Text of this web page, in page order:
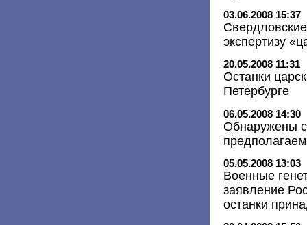
03.06.2008 15:37
экспертизу
20.05.2008 11:31
Останки
Петербурге
06.05.2008 14:30
Обнаружены
05.05.2008 13:03
Военные
заявление
останки